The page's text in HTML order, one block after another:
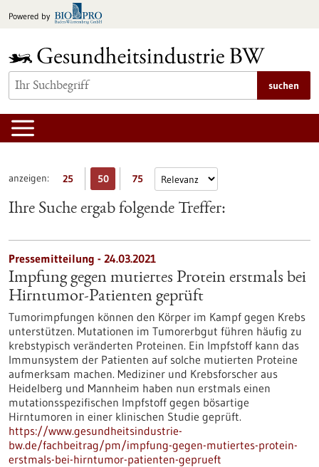
Inhalt
Powered by
suchen
anzeigen: 25 50 75
Ihre Suche ergab folgende Treffer:
Pressemitteilung - 24.03.2021
Impfung gegen mutiertes Protein erstmals bei
Hirntumor-Patienten geprüft
Tumorimpfungen können den Körper im Kampf gegen Krebs
unterstützen. Mutationen im Tumorerbgut führen häufig zu
krebstypisch veränderten Proteinen. Ein Impfstoff kann das
Immunsystem der Patienten auf solche mutierten Proteine
aufmerksam machen. Mediziner und Krebsforscher aus
Heidelberg und Mannheim haben nun erstmals einen
mutationsspezifischen Impfstoff gegen bösartige
Hirntumoren in einer klinischen Studie geprüft.
https://www.gesundheitsindustrie-
bw.de/fachbeitrag/pm/impfung-gegen-mutiertes-protein-
erstmals-bei-hirntumor-patienten-geprueft